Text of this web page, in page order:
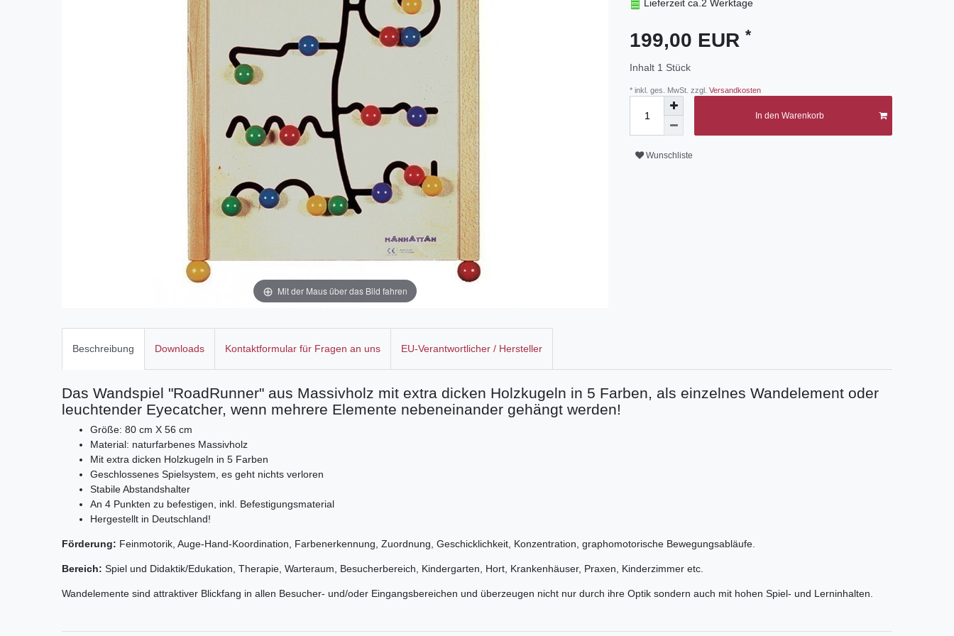
Mit der Maus über das Bild fahren
Lieferzeit ca.2 Werktage
199,00 EUR *
Inhalt 1 Stück
* inkl. ges. MwSt. zzgl. Versandkosten
In den Warenkorb
Wunschliste
Beschreibung Downloads Kontaktformular für Fragen an uns EU-Verantwortlicher / Hersteller
Das Wandspiel "RoadRunner" aus Massivholz mit extra dicken Holzkugeln in 5 Farben, als einzelnes Wandelement oder
leuchtender Eyecatcher, wenn mehrere Elemente nebeneinander gehängt werden!
Größe: 80 cm X 56 cm
Material: naturfarbenes Massivholz
Mit extra dicken Holzkugeln in 5 Farben
Geschlossenes Spielsystem, es geht nichts verloren
Stabile Abstandshalter
An 4 Punkten zu befestigen, inkl. Befestigungsmaterial
Hergestellt in Deutschland!
Förderung: Feinmotorik, Auge-Hand-Koordination, Farbenerkennung, Zuordnung, Geschicklichkeit, Konzentration, graphomotorische Bewegungsabläufe.
Bereich: Spiel und Didaktik/Edukation, Therapie, Warteraum, Besucherbereich, Kindergarten, Hort, Krankenhäuser, Praxen, Kinderzimmer etc.
Wandelemente sind attraktiver Blickfang in allen Besucher- und/oder Eingangsbereichen und überzeugen nicht nur durch ihre Optik sondern auch mit hohen Spiel- und Lerninhalten.